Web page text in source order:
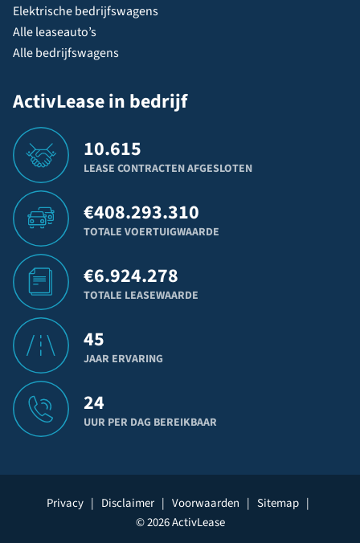
Elektrische bedrijfswagens
Alle leaseauto’s
Alle bedrijfswagens
ActivLease in bedrijf
10.615
LEASE CONTRACTEN AFGESLOTEN
€408.293.310
TOTALE VOERTUIGWAARDE
€6.924.278
TOTALE LEASEWAARDE
45
JAAR ERVARING
24
UUR PER DAG BEREIKBAAR
Privacy | Disclaimer | Voorwaarden | Sitemap |
© 2026 ActivLease